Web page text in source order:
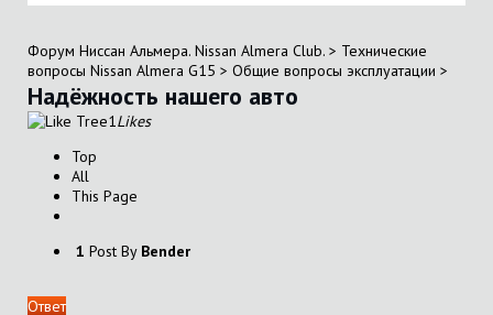
Форум Ниссан Альмера. Nissan Almera Club. > Технические
вопросы Nissan Almera G15 > Общие вопросы эксплуатации >
Надёжность нашего авто
1Likes
Top
All
This Page
1 Post By Bender
Ответ